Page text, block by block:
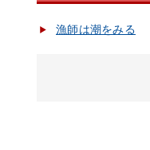
漁師は潮をみる